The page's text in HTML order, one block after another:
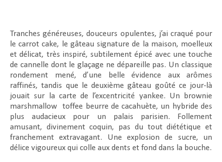
Tranches généreuses, douceurs opulentes, j’ai craqué pour
le carrot cake, le gâteau signature de la maison, moelleux
et délicat, très inspiré, subtilement épicé avec une touche
de cannelle dont le glaçage ne dépareille pas. Un classique
rondement mené, d’une belle évidence aux arômes
raffinés, tandis que le deuxième gâteau goûté ce jour-là
jouait sur la carte de l’excentricité yankee. Un brownie
marshmallow
toffee beurre de cacahuète, un hybride des
plus audacieux pour un palais parisien. Follement
amusant, divinement coquin, pas du tout diététique et
franchement extravagant. Une explosion de sucre, un
délice vigoureux qui colle aux dents et fond dans la bouche.